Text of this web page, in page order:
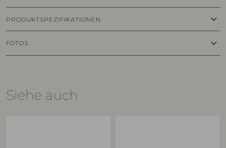
PRODUKTSPEZIFIKATIONEN keyboard_arrow_down
FOTOS keyboard_arrow_down
Siehe auch